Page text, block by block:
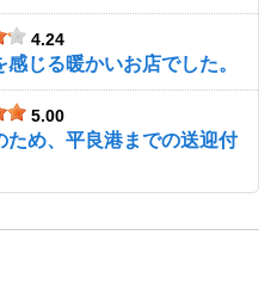
4.24
じる暖かいお店でした。
5.00
め、平良港までの送迎付